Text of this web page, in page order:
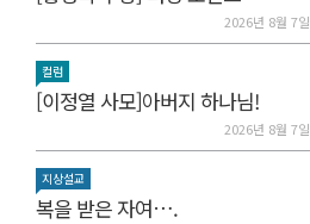
2026년 8월 7일
컬럼
[이정열 사모]아버지 하나님!
2026년 8월 7일
지상설교
복을 받은 자여….